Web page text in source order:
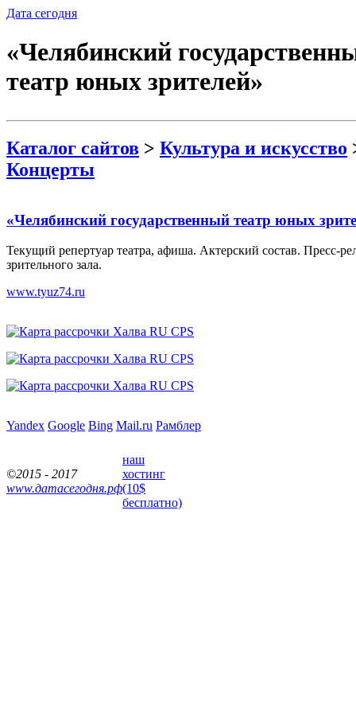
Дата сегодня
«Челябинский
театр юных зрителей»
Каталог сайтов > Культура и искусство
Концерты
«Челябинский государственный театр юных
Текущий репертуар театра, афиша. Актерский состав. Пресс-
зрительного зала.
www.tyuz74.ru
Yandex Google Bing Mail.ru Рамблер
©2015 - 2017
www.датасегодня.рф
наш
хостинг
(10$
бесплатно)